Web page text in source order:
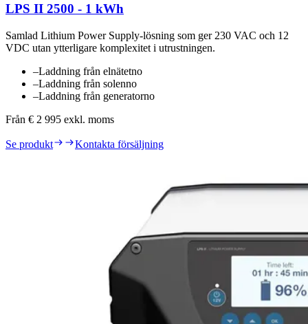
LPS II 2500 - 1 kWh
Samlad Lithium Power Supply-lösning som ger 230 VAC och 12
VDC utan ytterligare komplexitet i utrustningen.
–Laddning från elnätetno
–Laddning från solenno
–Laddning från generatorno
Från € 2 995 exkl. moms
Se produkt Kontakta försäljning